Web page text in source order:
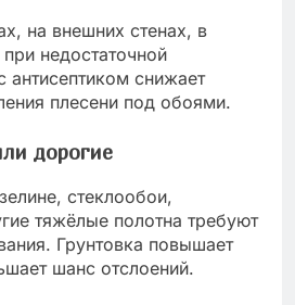
на внешних стенах, в
недостаточной
антисептиком снижает
плесени под обоями.
дорогие
стеклообои,
тяжёлые полотна требуют
Грунтовка повышает
шанс отслоений.